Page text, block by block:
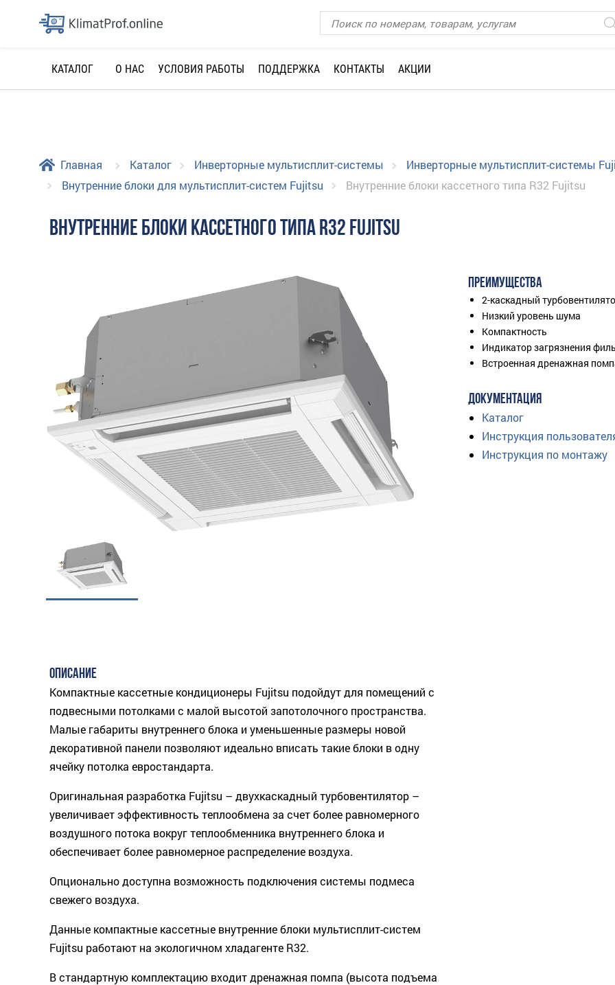
КАТАЛОГ О НАС УСЛОВИЯ РАБОТЫ ПОДДЕРЖКА КОНТАКТЫ АКЦИИ
Главная Каталог Инверторные мультисплит-системы
Инверторные мультисплит-системы
Внутренние блоки для мультисплит-систем Fujitsu
Внутренние блоки кассетного типа R32 Fujitsu
ВНУТРЕННИЕ БЛОКИ КАССЕТНОГО ТИПА R32 FUJITSU
ПРЕИМУЩЕСТВА
2-каскадный
Низкий уровень шума
Компактность
Индикатор загрязнения
Встроенная дренажная
ДОКУМЕНТАЦИЯ
Каталог
Инструкция
Инструкция по монтажу
ОПИСАНИЕ
Компактные кассетные кондиционеры Fujitsu подойдут для помещений с
подвесными потолками с малой высотой запотолочного пространства.
Малые габариты внутреннего блока и уменьшенные размеры новой
декоративной панели позволяют идеально вписать такие блоки в одну
ячейку потолка евростандарта.
Оригинальная разработка Fujitsu – двухкаскадный турбовентилятор –
увеличивает эффективность теплообмена за счет более равномерного
воздушного потока вокруг теплообменника внутреннего блока и
обеспечивает более равномерное распределение воздуха.
Опционально доступна возможность подключения системы подмеса
свежего воздуха.
Данные компактные кассетные внутренние блоки мультисплит-систем
Fujitsu работают на экологичном хладагенте R32.
В стандартную комплектацию входит дренажная помпа (высота подъема